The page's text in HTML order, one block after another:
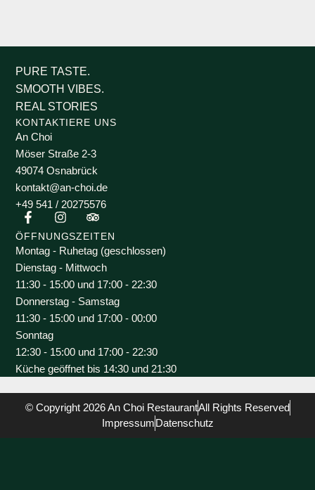
PURE TASTE.
SMOOTH VIBES.
REAL STORIES
KONTAKTIERE UNS
An Choi
Möser Straße 2-3
49074 Osnabrück
kontakt@an-choi.de
+49 541 / 20275576
ÖFFNUNGSZEITEN
Montag - Ruhetag (geschlossen)
Dienstag - Mittwoch
11:30 - 15:00 und 17:00 - 22:30
Donnerstag - Samstag
11:30 - 15:00 und 17:00 - 00:00
Sonntag
12:30 - 15:00 und 17:00 - 22:30
Küche geöffnet bis 14:30 und 21:30
© Copyright 2026 An Choi RestaurantAll Rights Reserved
ImpressumDatenschutz